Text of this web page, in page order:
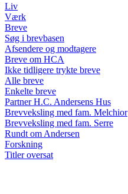
Liv
Værk
Breve
Søg i brevbasen
Afsendere og modtagere
Breve om HCA
Ikke tidligere trykte breve
Alle breve
Enkelte breve
Partner H.C. Andersens Hus
Brevveksling med fam. Melchior
Brevveksling med fam. Serre
Rundt om Andersen
Forskning
Titler oversat